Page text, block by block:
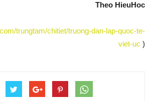
Theo HieuHoc
trungtam/chitiet/truong-dan-lap-quoc-te-
viet-uc )